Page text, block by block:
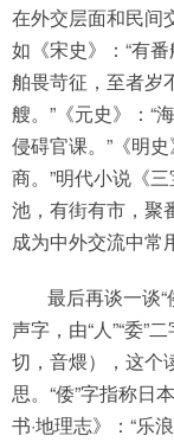
在外交层面和民间
如《宋史》：“有
舶畏苛征，至者岁
艘。”《元史》：“
侵碍官课。”《明
商。”明代小说《
池，有街有市，聚
成为中外交流中常
最后再谈一谈“
声字，由“人”“委”
切，音煨），这个
思。“倭”字指称日
书·地理志》：“乐